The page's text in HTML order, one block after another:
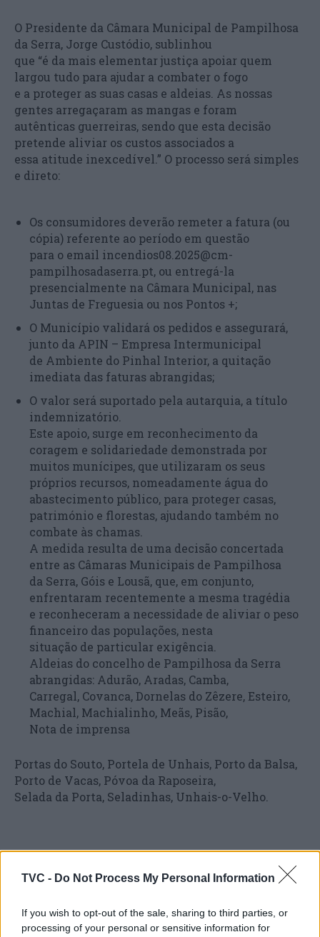
TVC - Do Not Process My Personal Information
If you wish to opt-out of the sale, sharing to third parties, or
processing of your personal or sensitive information for
O Presidente da Câmara Municipal de Pampilhosa
da Serra, Jorge Custódio, sublinhou
que “é da mais elementar justiça apoiar quem
largou tudo para ajudar a combater o fogo
e a proteger as suas casas e aldeias. As nossas
gentes arregaçaram as mangas e foram
autênticas guerreiras, sendo que esta decisão
pretende aliviar os custos associados a
essa atitude inexcedível.” O processo será simples
e direto:
Os consumidores deverão remeter a fatura (ou
cópia) referente ao período em questão
para o email incendios08.2025@cm-
pampilhosadaserra.pt, ou entregá-la
presencialmente na Câmara Municipal, nas
Juntas de Freguesia ou nos Pontos +;
O Município validará os pedidos e assegurará,
junto da APIN – Empresa Intermunicipal
de Ambiente do Pinhal Interior, a quitação
imediata das faturas abrangidas;
O valor será suportado pela autarquia, a título
indemnizatório.
Este apoio, surge em reconhecimento da
coragem e solidariedade demonstrada por
muitos munícipes, que utilizaram os seus
próprios recursos, nomeadamente água do
abastecimento público, para proteger casas,
património e florestas, ajudando também no
combate às chamas.
A medida resulta de uma decisão concertada
entre as Câmaras Municipais de Pampilhosa
da Serra, Góis e Lousã, que, em conjunto,
enfrentaram recentemente a mesma tragédia
e reconheceram a necessidade de aliviar o peso
financeiro das populações, nesta
situação de particular exigência.
Aldeias do concelho de Pampilhosa da Serra
abrangidas: Adurão, Aradas, Camba,
Carregal, Covanca, Dornelas do Zêzere, Esteiro,
Machial, Machialinho, Meãs, Pisão,
Nota de imprensa
Portas do Souto, Portela de Unhais, Porto da Balsa,
Porto de Vacas, Póvoa da Raposeira,
Selada da Porta, Seladinhas, Unhais-o-Velho.